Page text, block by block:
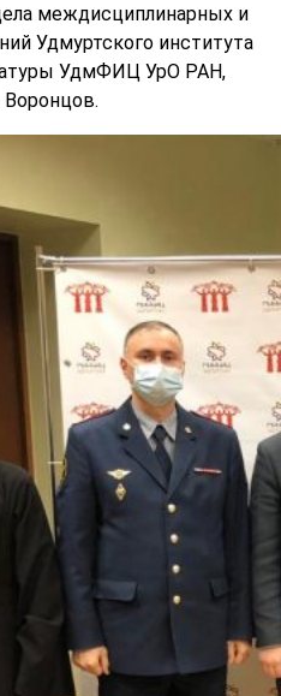
междисциплинарных и
Удмуртского института
УдмФИЦ УрО РАН,
Воронцов.